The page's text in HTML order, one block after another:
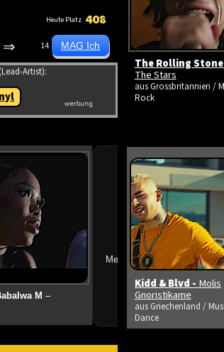
Heute Platz 408
⇒ 14
(Lead-Artist):
M –
➔
Mehr neue Vids ansehen
The Rolling
The Stars
aus Grossbritannien /
Rock
Kidd & Blvd - Molis
Gnoristikame
aus Griechenland /
Dance